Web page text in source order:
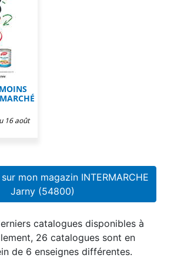
16 août
mon magazin INTERMARCHE
Jarny (54800)
catalogues disponibles à
26 catalogues sont en
de 6 enseignes différentes.